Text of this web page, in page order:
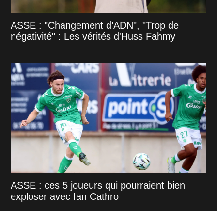
ASSE : "Changement d’ADN", "Trop de
négativité" : Les vérités d'Huss Fahmy
ASSE : ces 5 joueurs qui pourraient bien
exploser avec Ian Cathro